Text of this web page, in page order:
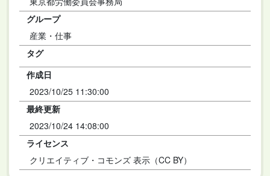
グループ
産業・仕事
タグ
作成日
2023/10/25 11:30:00
最終更新
2023/10/24 14:08:00
ライセンス
クリエイティブ・コモンズ 表示（CC BY）